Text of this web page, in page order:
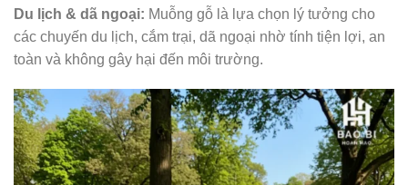
Du lịch & dã ngoại: Muỗng gỗ là lựa chọn lý tưởng cho
các chuyến du lịch, cắm trại, dã ngoại nhờ tính tiện lợi, an
toàn và không gây hại đến môi trường.